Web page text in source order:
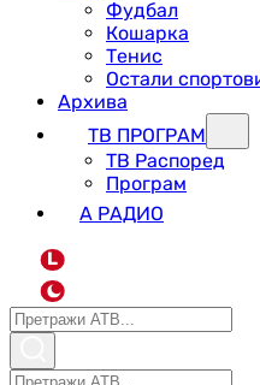
Фудбал
Кошарка
Тенис
Остали
Архива
ТВ ПРОГРАМ
ТВ Распоред
Програм
А РАДИО
L